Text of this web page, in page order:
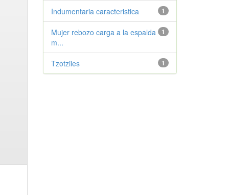
1
Indumentaria caracteristica
1
Mujer rebozo carga a la espalda
m...
1
Tzotziles